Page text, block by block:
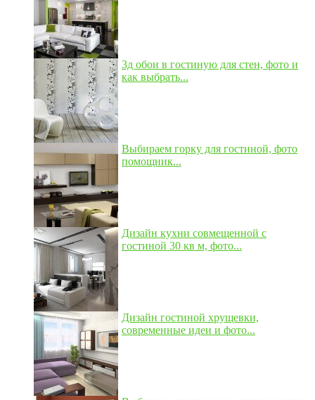
3д обои в гостиную для стен, фото и
как выбрать...
Выбираем горку для гостиной, фото
помощник...
Дизайн кухни совмещенной с
гостиной 30 кв м, фото...
Дизайн гостиной хрущевки,
современные идеи и фото...